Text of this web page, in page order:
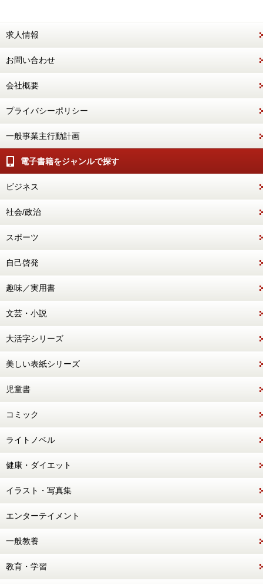
求人情報
お問い合わせ
会社概要
プライバシーポリシー
一般事業主行動計画
電子書籍をジャンルで探す
ビジネス
社会/政治
スポーツ
自己啓発
趣味／実用書
文芸・小説
大活字シリーズ
美しい表紙シリーズ
児童書
コミック
ライトノベル
健康・ダイエット
イラスト・写真集
エンターテイメント
一般教養
教育・学習